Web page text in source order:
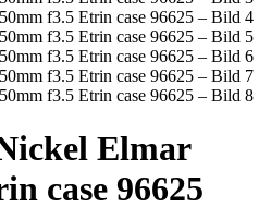
Elmar
case 96625